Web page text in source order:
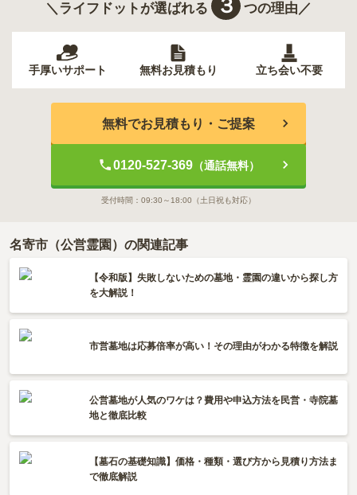
＼ライフドットが選ばれる ３ つの理由／
手厚いサポート 無料お見積もり 立ち会い不要
無料でお見積もり・ご提案
0120-527-369（通話無料）
受付時間： 09:30～18:00 （土日祝も対応）
名寄市（公営霊園）の関連記事
【令和版】失敗しないための墓地・霊園の違いから探し方
を大解説！
市営墓地は応募倍率が高い！その理由がわかる特徴を解説
公営墓地が人気のワケは？費用や申込方法を民営・寺院墓
地と徹底比較
【墓石の基礎知識】価格・種類・選び方から見積り方法ま
で徹底解説